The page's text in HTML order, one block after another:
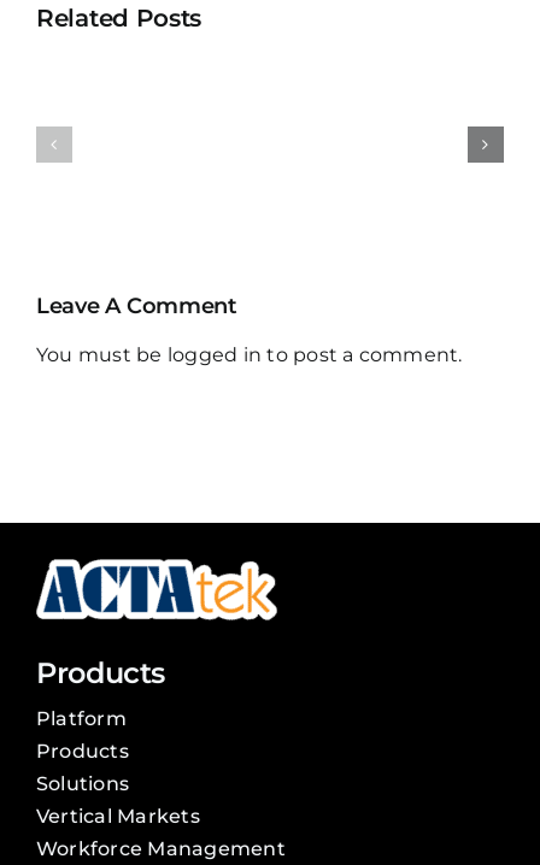
Related Posts
Human
Leave A Comment
You must be logged in to post a comment.
Products
Platform
Products
Solutions
Vertical Markets
Workforce Management